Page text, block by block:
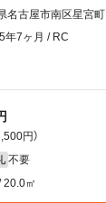
名古屋市南区星宮町
年7ヶ月 / RC
円）
不要
20.0㎡